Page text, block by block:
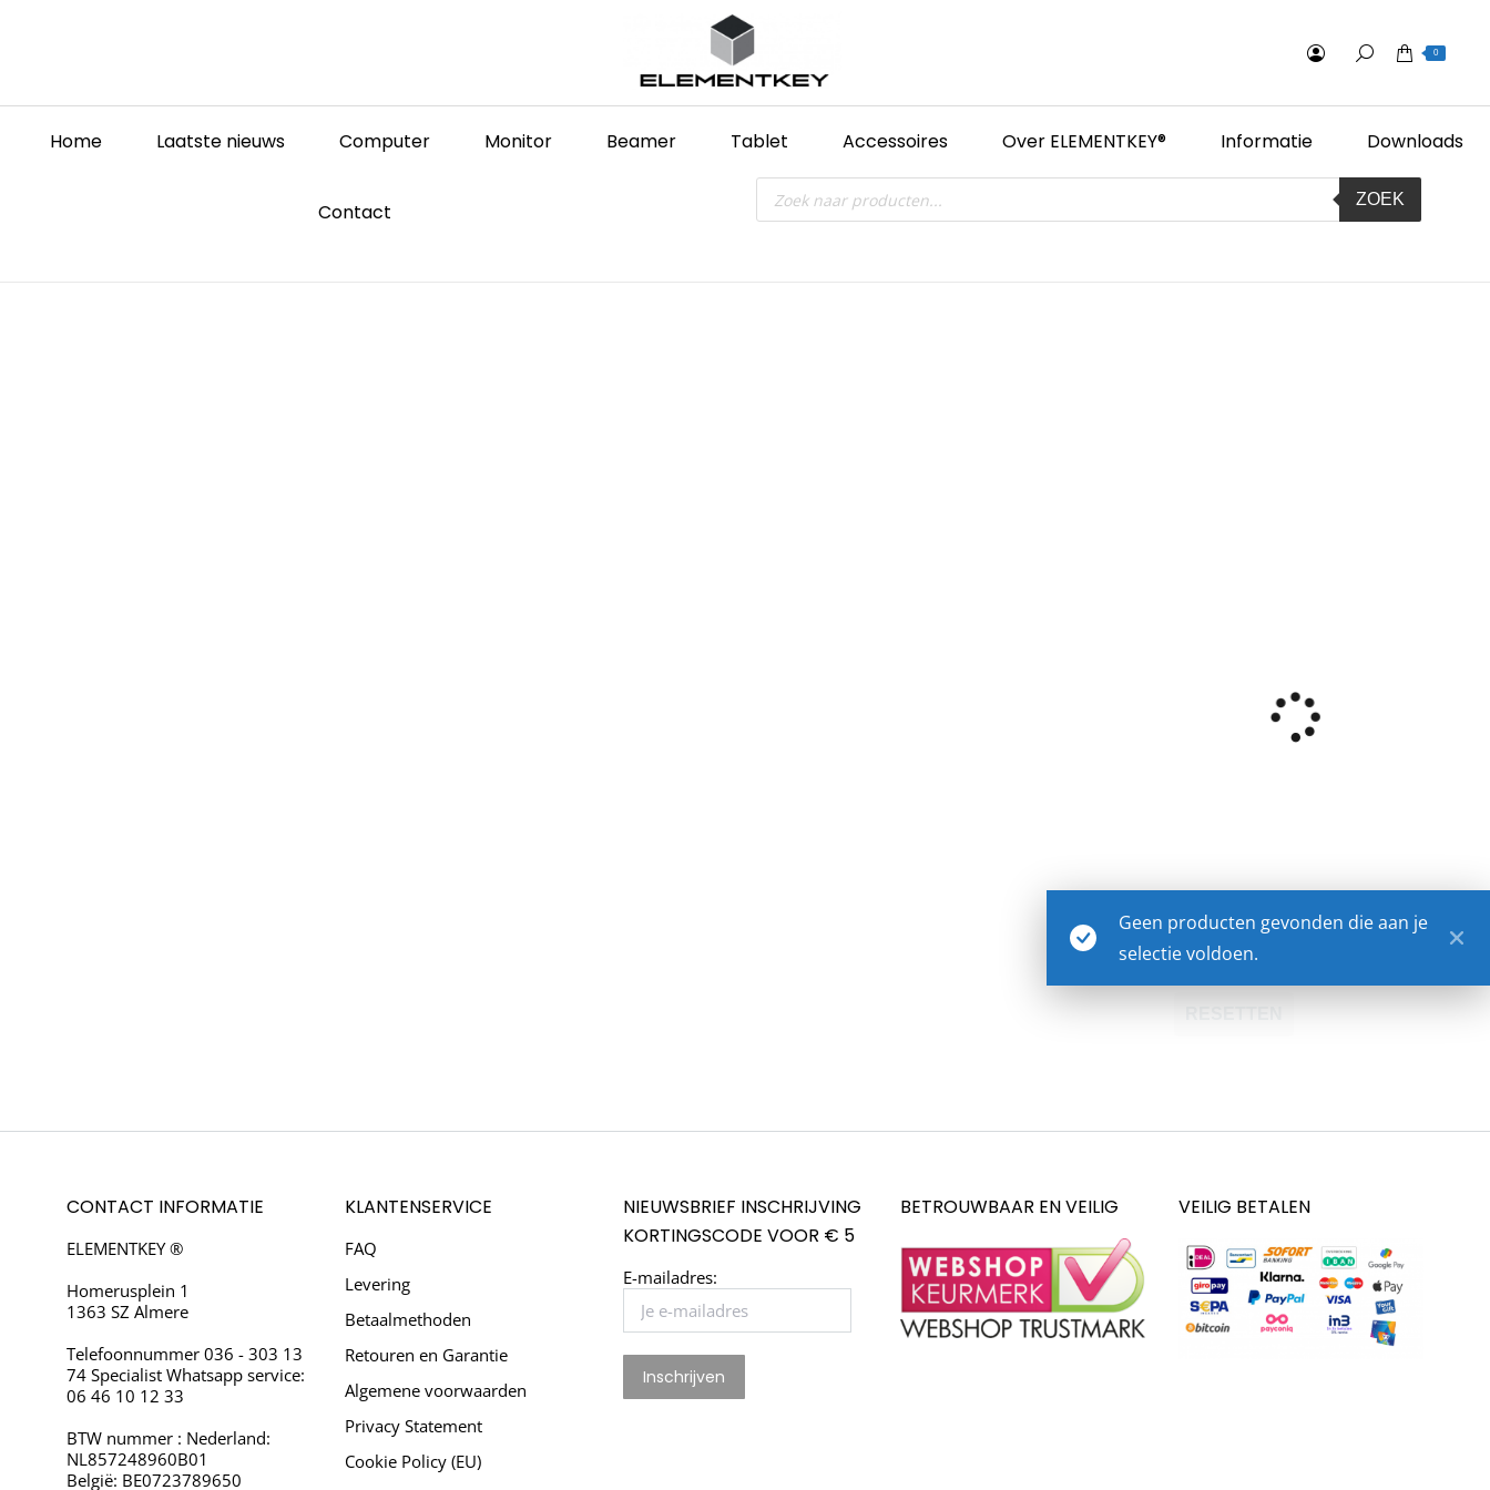
0
Home Laatste nieuws Computer Monitor Beamer Tablet Accessoires Over ELEMENTKEY® Informatie Downloads
Contact
Producten
zoeken ZOEK
Geen producten gevonden die aan je
selectie voldoen.
RESETTEN
CONTACT INFORMATIE
ELEMENTKEY ®
Homerusplein 1
1363 SZ Almere
Telefoonnummer 036 - 303 13
74 Specialist Whatsapp service:
06 46 10 12 33
BTW nummer : Nederland:
NL857248960B01
België: BE0723789650
KLANTENSERVICE
FAQ
Levering
Betaalmethoden
Retouren en Garantie
Algemene voorwaarden
Privacy Statement
Cookie Policy (EU)
NIEUWSBRIEF INSCHRIJVING
KORTINGSCODE VOOR € 5
E-mailadres:
BETROUWBAAR EN VEILIG VEILIG BETALEN